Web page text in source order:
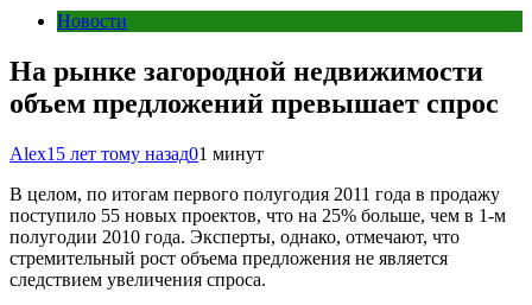
Новости
На рынке загородной недвижимости
объем предложений превышает спрос
Alex15 лет тому назад01 минут
В целом, по итогам первого полугодия 2011 года в продажу
поступило 55 новых проектов, что на 25% больше, чем в 1-м
полугодии 2010 года. Эксперты, однако, отмечают, что
стремительный рост объема предложения не является
следствием увеличения спроса.